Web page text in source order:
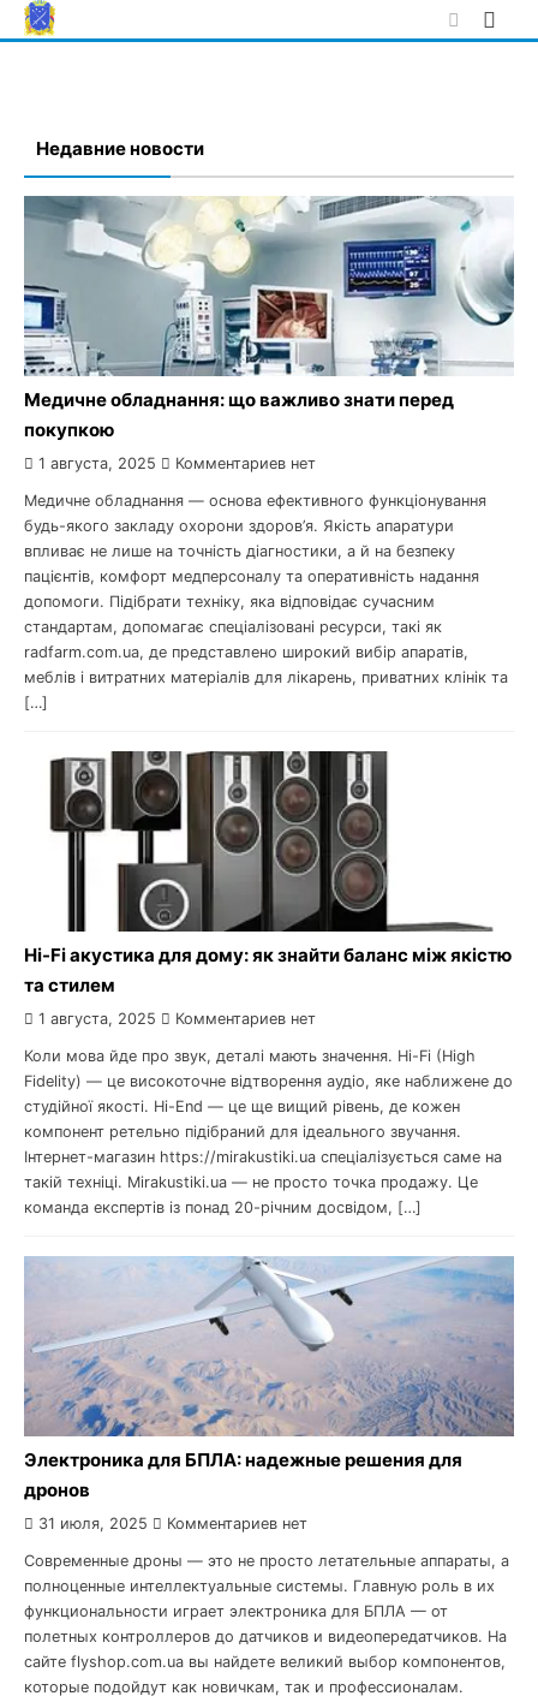
Skip
to
Недавние новости
Медичне обладнання: що важливо знати перед
покупкою
1 августа, 2025 Комментариев нет
Медичне обладнання — основа ефективного функціонування
будь-якого закладу охорони здоров’я. Якість апаратури
впливає не лише на точність діагностики, а й на безпеку
пацієнтів, комфорт медперсоналу та оперативність надання
допомоги. Підібрати техніку, яка відповідає сучасним
стандартам, допомагає спеціалізовані ресурси, такі як
radfarm.com.ua, де представлено широкий вибір апаратів,
меблів і витратних матеріалів для лікарень, приватних клінік та
[…]
Hi-Fi акустика для дому: як знайти баланс між якістю
та стилем
1 августа, 2025 Комментариев нет
Коли мова йде про звук, деталі мають значення. Hi-Fi (High
Fidelity) — це високоточне відтворення аудіо, яке наближене до
студійної якості. Hi-End — це ще вищий рівень, де кожен
компонент ретельно підібраний для ідеального звучання.
Інтернет-магазин https://mirakustiki.ua спеціалізується саме на
такій техніці. Mirakustiki.ua — не просто точка продажу. Це
команда експертів із понад 20-річним досвідом, […]
Электроника для БПЛА: надежные решения для
дронов
31 июля, 2025 Комментариев нет
Современные дроны — это не просто летательные аппараты, а
полноценные интеллектуальные системы. Главную роль в их
функциональности играет электроника для БПЛА — от
полетных контроллеров до датчиков и видеопередатчиков. На
сайте flyshop.com.ua вы найдете великий выбор компонентов,
которые подойдут как новичкам, так и профессионалам.